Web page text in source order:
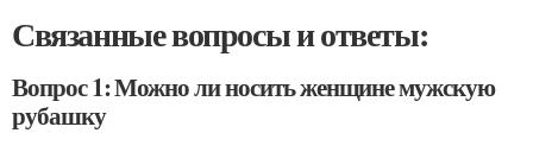
Связанные вопросы и ответы:
Вопрос 1: Можно ли носить женщине мужскую
рубашку